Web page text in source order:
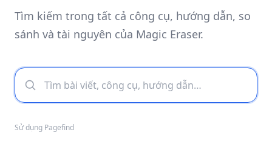
Tìm kiếm trong tất cả công cụ, hướng dẫn, so
sánh và tài nguyên của Magic Eraser.
Sử dụng Pagefind